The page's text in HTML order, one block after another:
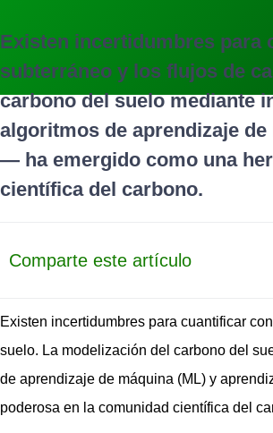
Existen incertidumbres para
subterráneo y los flujos de
carbono del suelo mediante
algoritmos de aprendizaje
— ha emergido como una
científica del carbono.
Comparte este artículo
Existen incertidumbres para cuantificar
suelo. La modelización del carbono del
de aprendizaje de máquina (ML) y
poderosa en la comunidad científica del